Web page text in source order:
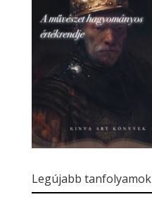
Legújabb tanfolyamok